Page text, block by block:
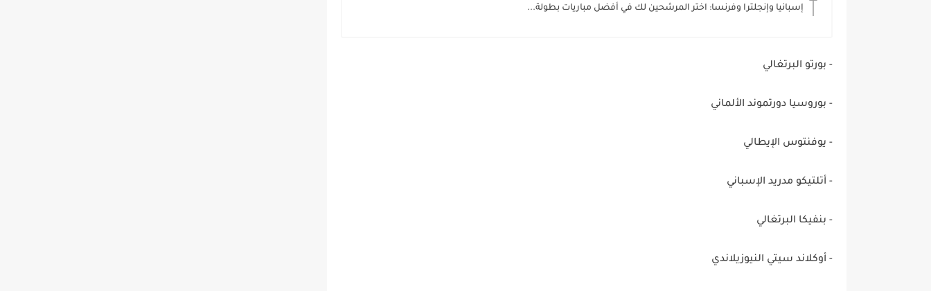
إسبانيا وإنجلترا وفرنسا: اختر المرشحين لك في أفضل مباريات بطولة...
- بورتو البرتغالي
- بوروسيا دورتموند الألماني
- يوفنتوس الإيطالي
- أتلتيكو مدريد الإسباني
- بنفيكا البرتغالي
- أوكلاند سيتي النيوزيلاندي